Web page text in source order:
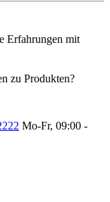
Erfahrungen mit
zu Produkten?
Mo-Fr, 09:00 -